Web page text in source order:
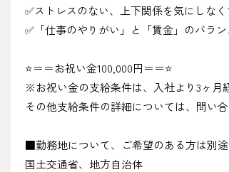
✅ストレスのない、上下関係を気にしな
✅「仕事のやりがい」と「賃金」のバラン
⭐＝＝お祝い金100,000円＝＝⭐
※お祝い金の支給条件は、入社より3ヶ月
その他支給条件の詳細については、問い合
■勤務地について、ご希望のある方は別途
国土交通省、地方自治体